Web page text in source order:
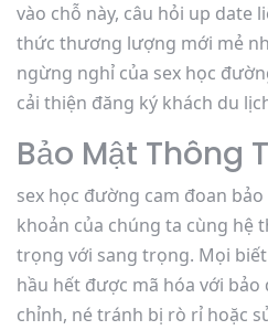
vào chỗ này, câu hỏi up date
thức thương lượng mới mẻ
ngừng nghỉ của sex học
cải thiện đăng ký khách du
Bảo Mật Thông
sex học đường cam đoan
khoản của chúng ta cùng hệ
trọng với sang trọng. Mọi
hầu hết được mã hóa với
chỉnh, né tránh bị rò rỉ hoặc